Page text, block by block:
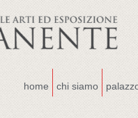
home chi siamo